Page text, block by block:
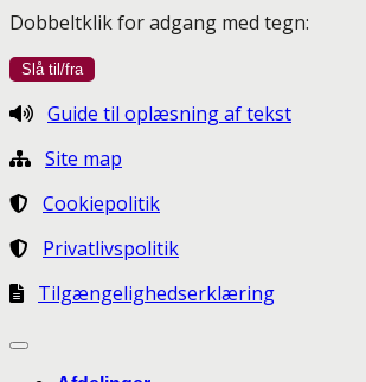
Dobbeltklik for adgang med tegn:
Guide til oplæsning af tekst
Site map
Cookiepolitik
Privatlivspolitik
Tilgængelighedserklæring